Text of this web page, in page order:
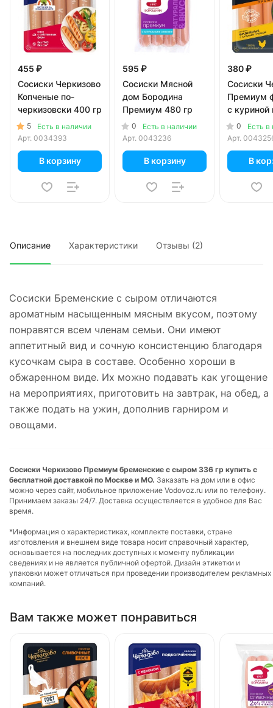
455 ₽
Сосиски Черкизово
Копченые по-
черкизовски 400 гр
5
Есть в наличии
Арт. 0034393
В корзину
595 ₽
Сосиски Мясной
дом Бородина
Премиум 480 гр
0
Есть в наличии
Арт. 0043236
В корзину
380 ₽
Сосиски
Премиум
с куриной
270 гр
0
Есть в
Арт.
В
Описание Характеристики Отзывы (2)
Сосиски Бременские с сыром отличаются
ароматным насыщенным мясным вкусом, поэтому
понравятся всем членам семьи. Они имеют
аппетитный вид и сочную консистенцию благодаря
кусочкам сыра в составе. Особенно хороши в
обжаренном виде. Их можно подавать как угощение
на мероприятиях, приготовить на завтрак, на обед, а
также подать на ужин, дополнив гарниром и
овощами.
Сосиски Черкизово Премиум бременские с сыром 336 гр купить с
бесплатной доставкой по Москве и МО. Заказать на дом или в офис
можно через сайт, мобильное приложение Vodovoz.ru или по телефону.
Принимаем заказы 24/7. Доставка осуществляется в удобное для Вас
время.
*Информация о характеристиках, комплекте поставки, стране
изготовления и внешнем виде товара носит справочный характер,
основывается на последних доступных к моменту публикации
сведениях и не является публичной офертой. Дизайн этикетки и
упаковки может отличаться при проведении производителем рекламных
компаний.
Вам также может понравиться